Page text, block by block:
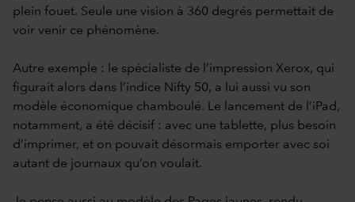
plein fouet. Seule une vision à 360 degrés permettait de
voir venir ce phénomène.
Autre exemple : le spécialiste de l’impression Xerox, qui
figurait alors dans l’indice Nifty 50, a lui aussi vu son
modèle économique chamboulé. Le lancement de l’iPad,
notamment, a été décisif : avec une tablette, plus besoin
d’imprimer, et on pouvait désormais emporter avec soi
autant de journaux qu’on voulait.